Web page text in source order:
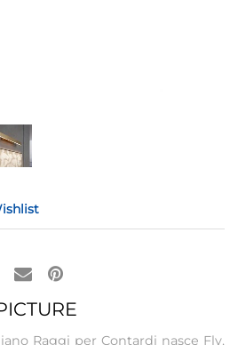
Raggi per Contardi nasce Fly,